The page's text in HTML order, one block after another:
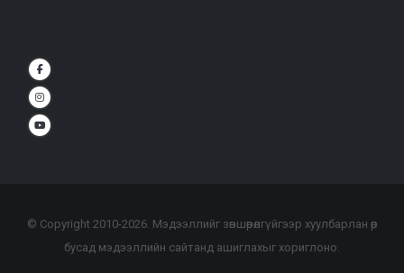
© Copyright 2010-2026. Мэдээллийг зөвшөөрөлгүйгээр хуулбарлан өөр
бусад мэдээллийн сайтанд ашиглахыг хориглоно.